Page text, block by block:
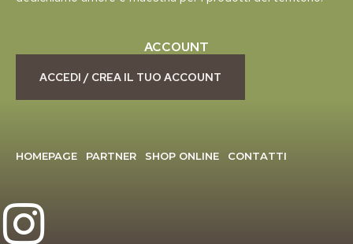
ACCOUNT
ACCEDI / CREA IL TUO ACCOUNT
HOMEPAGE PARTNER SHOP ONLINE CONTATTI